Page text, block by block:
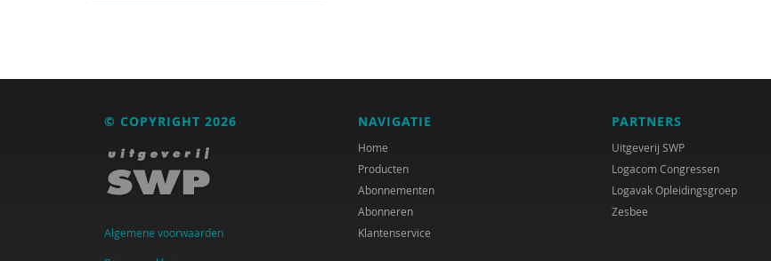
Toon Verlaan
© COPYRIGHT 2026
Algemene voorwaarden
NAVIGATIE
Home
Producten
Abonnementen
Abonneren
Klantenservice
PARTNERS
Uitgeverij SWP
Logacom Congressen
Logavak Opleidingsgroep
Zesbee